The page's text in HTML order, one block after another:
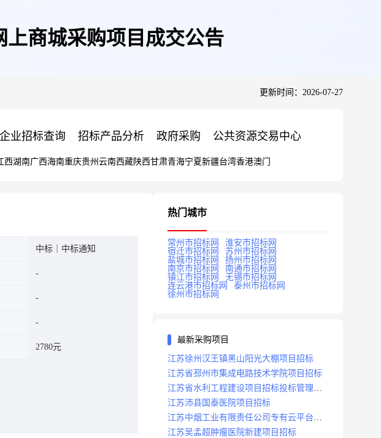
商城采购项目成交公告
更新时间：2026-07-27
企业招标查询 招标产品分析 政府采购 公共资源交易中心
西湖南广西海南重庆贵州 云南西藏陕西甘肃青海宁夏新疆台湾香港澳门
中标｜中标通知
2780元
热门城市
常州市招标网
淮安市招标网
宿迁市招标网
苏州市招标网
盐城市招标网
扬州市招标网
南京市招标网
南通市招标网
镇江市招标网
无锡市招标网
连云港市招标网
泰州市招标网
徐州市招标网
最新采购项目
江苏徐州汉王镇黑山阳光大棚项目招标
江苏省邳州市集成电路技术学院项目招标
江苏省水利工程建设项目招标投标管理办
法
江苏沛县国泰医院项目招标
江苏中烟工业有限责任公司专有云平台扩
容项目招标
江苏吴孟超肿瘤医院新建项目招标